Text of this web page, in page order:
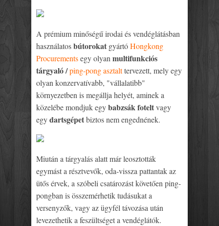
A prémium minőségű irodai és vendéglátásban
használatosbútorokat gyártóHongkong
Procurementsegy olyan multifunkciós
tárgyaló /ping-pong asztalttervezett, mely egy
olyan konzervatívabb, "vállalatibb"
környezetben is megállja helyét, aminek a
közelébe mondjuk egybabzsák foteltvagy
egydartsgépetbiztos nem engednének.
Miután a tárgyalás alatt már leosztották
egymást a résztvevők, oda-vissza pattantak az
ütős érvek, a szóbeli csatározást követően ping-
pongban is összemérhetik tudásukat a
versenyzők, vagy az ügyfél távozása után
levezethetik a feszültséget a vendéglátók.